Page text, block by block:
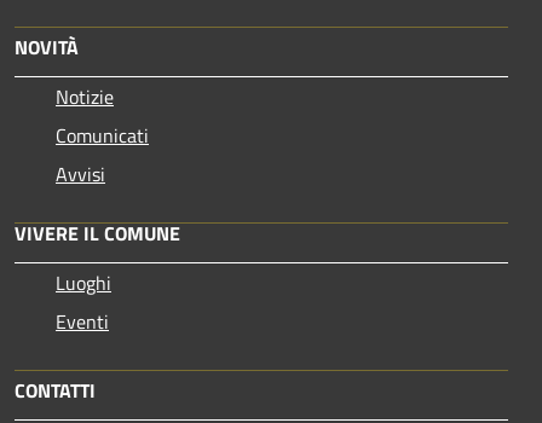
NOVITÀ
Notizie
Comunicati
Avvisi
VIVERE IL COMUNE
Luoghi
Eventi
CONTATTI